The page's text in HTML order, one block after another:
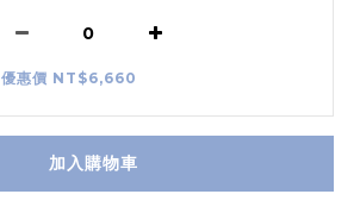
優惠價 NT$6,660
加入購物車